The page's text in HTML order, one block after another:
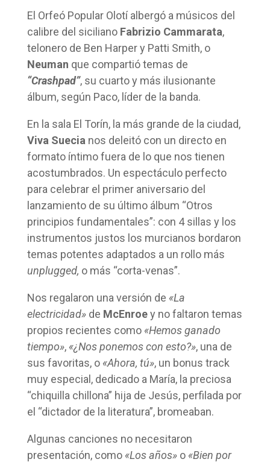
El Orfeó Popular Olotí albergó a músicos del
calibre del siciliano Fabrizio Cammarata,
telonero de Ben Harper y Patti Smith, o
Neuman que compartió temas de
“Crashpad”, su cuarto y más ilusionante
álbum, según Paco, líder de la banda.
En la sala El Torín, la más grande de la ciudad,
Viva Suecia nos deleitó con un directo en
formato íntimo fuera de lo que nos tienen
acostumbrados. Un espectáculo perfecto
para celebrar el primer aniversario del
lanzamiento de su último álbum “Otros
principios fundamentales”: con 4 sillas y los
instrumentos justos los murcianos bordaron
temas potentes adaptados a un rollo más
unplugged, o más “corta-venas”.
Nos regalaron una versión de «La
electricidad»de McEnroey no faltaron temas
propios recientes como «Hemos ganado
tiempo», «¿Nos ponemos con esto?», una de
sus favoritas, o «Ahora, tú», un bonus track
muy especial, dedicado a María, la preciosa
“chiquilla chillona” hija de Jesús, perfilada por
el “dictador de la literatura”, bromeaban.
Algunas canciones no necesitaron
presentación, como «Los años»o «Bien por